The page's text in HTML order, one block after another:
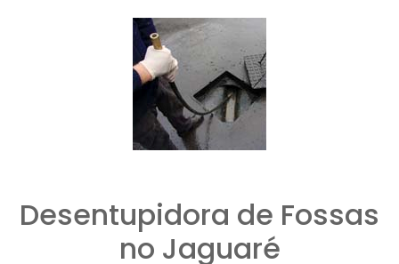
Desentupidora de Fossas
no Jaguaré